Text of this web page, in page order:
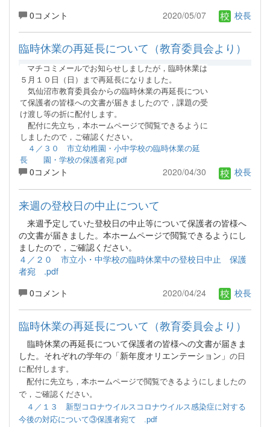
0コメント
2020/05/07 校長
臨時休業の再延長について（教育委員会より）
マチコミメールでお知らせしましたが，臨時休業は
５月１０日（日）まで再延長になりました。
気仙沼市教育委員会からの臨時休業の再延長につい
て保護者の皆様への文書が届きましたので，課題の受
け渡し等の折に配付します。
配付に先立ち，本ホームページで閲覧できるように
しましたので，ご確認ください。
４／３０ 市立幼稚園・小中学校の臨時休業の延
長 園・学校の保護者宛.pdf
0コメント 2020/04/30 校長
来週の登校日の中止について
来週予定していた登校日の中止等について保護者の皆様へ
の文書が届きました。本ホームページで閲覧できるようにし
ましたので，ご確認ください。
４／２０ 市立小・中学校の臨時休業中の登校日中止 保護
者宛 .pdf
0コメント
2020/04/24 校長
臨時休業の再延長について（教育委員会より）
臨時休業の再延長について保護者の皆様への文書が届きま
した。それぞれの学年の「新年度オリエンテーション」 の日
に配付します。
配付に先立ち，本ホームページで閲覧できるようにしましたの
で，ご確認ください。
４／１３ 新型コロナウイルスコロナウイルス感染症に対する
今後の対応について③保護者宛て .pdf